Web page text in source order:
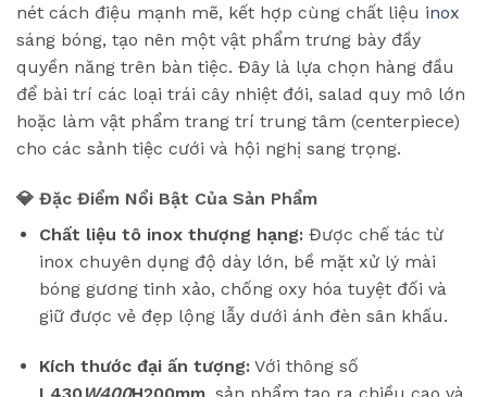
nét cách điệu mạnh mẽ, kết hợp cùng chất liệu inox
sáng bóng, tạo nên một vật phẩm trưng bày đầy
quyền năng trên bàn tiệc. Đây là lựa chọn hàng đầu
để bài trí các loại trái cây nhiệt đới, salad quy mô lớn
hoặc làm vật phẩm trang trí trung tâm (centerpiece)
cho các sảnh tiệc cưới và hội nghị sang trọng.
💎 Đặc Điểm Nổi Bật Của Sản Phẩm
Chất liệu tô inox thượng hạng:Được chế tác từ
inox chuyên dụng độ dày lớn, bề mặt xử lý mài
bóng gương tinh xảo, chống oxy hóa tuyệt đối và
giữ được vẻ đẹp lộng lẫy dưới ánh đèn sân khấu.
Kích thước đại ấn tượng:Với thông số
L430W400H200mm, sản phẩm tạo ra chiều cao và